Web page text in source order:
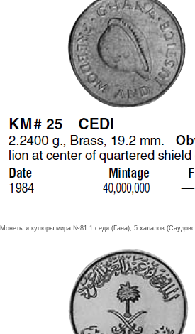
Монеты и купюры мира №81 1 седи (Гана), 5 халалов